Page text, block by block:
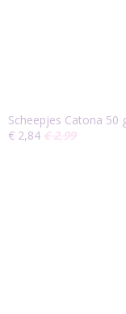
Scheepjes Catona 50
€ 2,84 € 2,99